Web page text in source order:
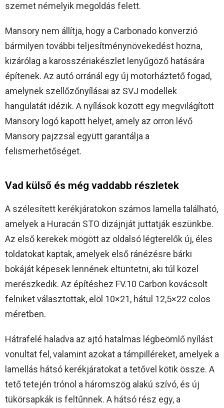
szemet némelyik megoldás felett.
Mansory nem állítja, hogy a Carbonado konverzió
bármilyen további teljesítménynövekedést hozna,
kizárólag a karosszériakészlet lenyűgöző hatására
építenek. Az autó orránál egy új motorháztető fogad,
amelynek szellőzőnyílásai az SVJ modellek
hangulatát idézik. A nyílások között egy megvilágított
Mansory logó kapott helyet, amely az orron lévő
Mansory pajzzsal együtt garantálja a
felismerhetőséget.
Vad külső és még vaddabb részletek
A szélesített kerékjáratokon számos lamella található,
amelyek a Huracán STO dizájnját juttatják eszünkbe.
Az első kerekek mögött az oldalsó légterelők új, éles
toldatokat kaptak, amelyek első ránézésre bárki
bokáját képesek lennének eltüntetni, aki túl közel
merészkedik. Az építéshez FV.10 Carbon kovácsolt
felniket választottak, elöl 10×21, hátul 12,5×22 colos
méretben.
Hátrafelé haladva az ajtó hatalmas légbeömlő nyílást
vonultat fel, valamint azokat a támpilléreket, amelyek a
lamellás hátsó kerékjáratokat a tetővel kötik össze. A
tető tetején trónol a háromszög alakú szívó, és új
tükörsapkák is feltűnnek. A hátsó rész egy, a